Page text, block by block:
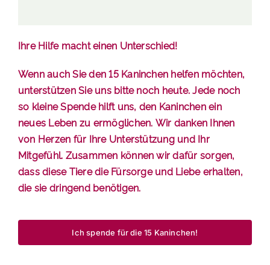
Ihre Hilfe macht einen Unterschied!
Wenn auch Sie den 15 Kaninchen helfen möchten,
unterstützen Sie uns bitte noch heute.Jede noch
so kleine Spende hilft uns, den Kaninchen ein
neues Leben zu ermöglichen. Wir danken Ihnen
von Herzen für Ihre Unterstützung und Ihr
Mitgefühl. Zusammen können wir dafür sorgen,
dass diese Tiere die Fürsorge und Liebe erhalten,
die sie dringend benötigen.
Ich spende für die 15 Kaninchen!